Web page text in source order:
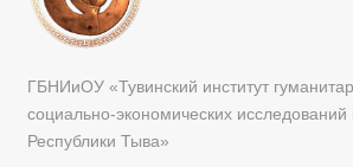
ГБНИиОУ «Тувинский институт
социально-экономических исследований
Республики Тыва»